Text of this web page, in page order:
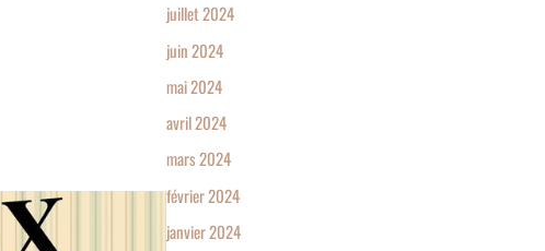
juillet 2024
juin 2024
mai 2024
avril 2024
mars 2024
février 2024
janvier 2024